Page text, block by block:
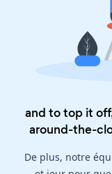
and to top it
around-the-
De plus, notre